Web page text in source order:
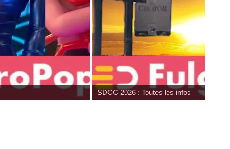
SDCC 2026 : Toutes les infos